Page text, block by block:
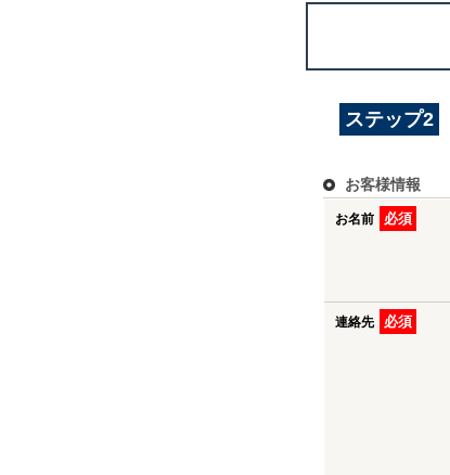
ステップ2
お客様情報
お名前 必須
連絡先 必須